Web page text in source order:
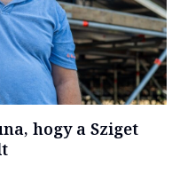
hogy a Sziget